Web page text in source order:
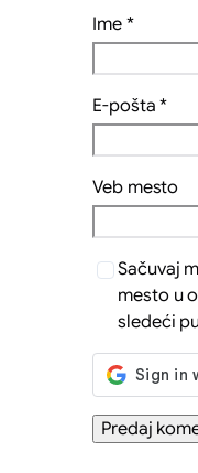
Ime *
E-pošta*
Veb mesto
Sačuvaj
mesto u
sledeći